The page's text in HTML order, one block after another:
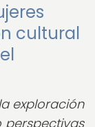
cultural
exploración